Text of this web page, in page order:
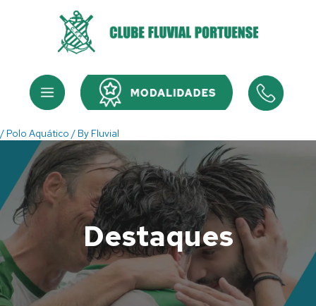
Menu Menu
/ Polo Aquático / By Fluvial
Destaques